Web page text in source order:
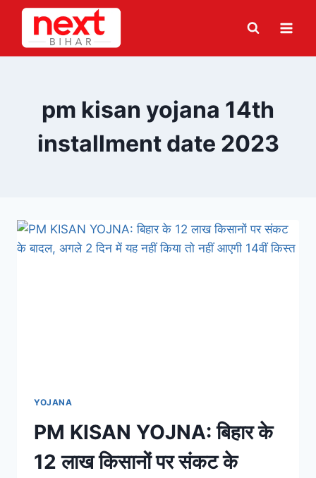
Skip
content
pm kisan yojana 14th
installment date 2023
YOJANA
PM KISAN YOJNA: बिहार के
12 लाख किसानों पर संकट के